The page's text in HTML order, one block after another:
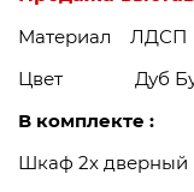
Материал ЛДСП
Цвет Дуб
В комплекте :
Шкаф 2х